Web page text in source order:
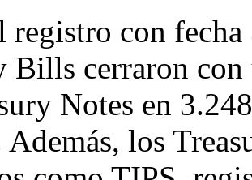
registro con
Bills cerraron
Notes en
Además, los